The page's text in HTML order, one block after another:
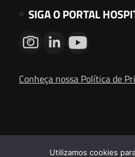
SIGA O PORTAL
Conheça nossa Política de
Utilizamos cookies